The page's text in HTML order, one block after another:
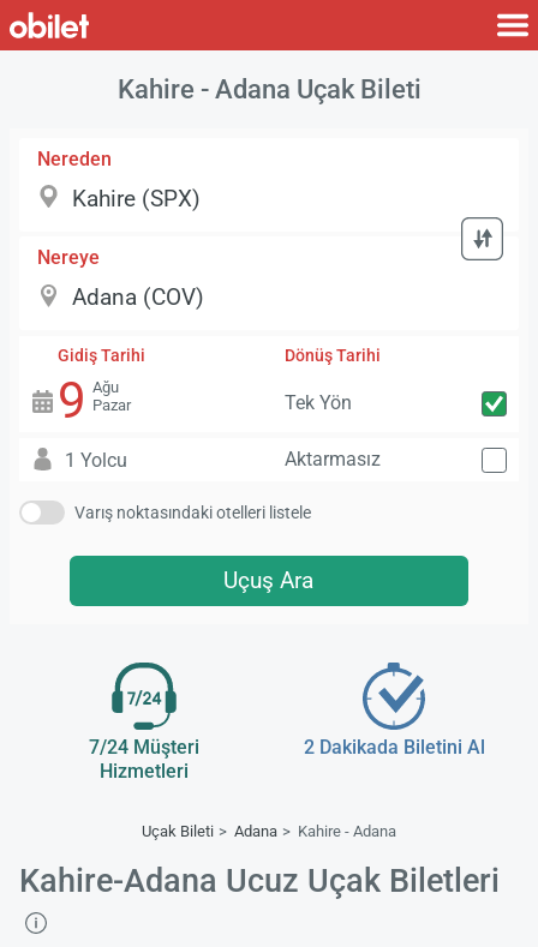
Kahire - Adana Uçak Bileti
Nereden
Nereye
Gidiş Tarihi
9 Ağu
Pazar
Dönüş Tarihi
Tek Yön
1 Yolcu Aktarmasız
Varış noktasındaki otelleri listele
Uçuş Ara
7/24 Müşteri
Hizmetleri
2 Dakikada Biletini Al
Uçak Bileti Adana Kahire - Adana
Kahire-Adana Ucuz Uçak Biletleri